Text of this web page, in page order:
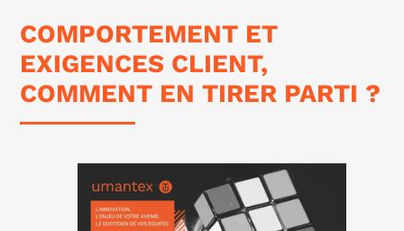
COMPORTEMENT ET
EXIGENCES CLIENT,
COMMENT EN TIRER PARTI ?